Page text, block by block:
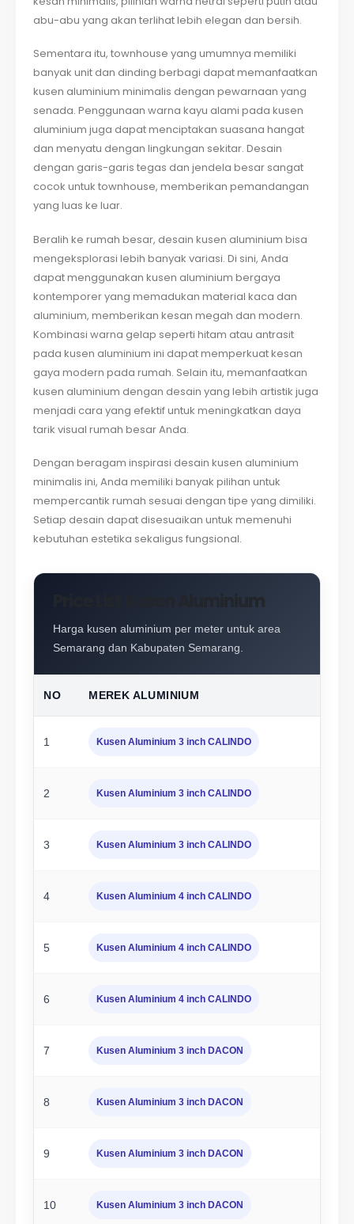
abu-abu yang akan terlihat lebih elegan dan bersih.
Sementara itu, townhouse yang umumnya memiliki
banyak unit dan dinding berbagi dapat memanfaatkan
kusen aluminium minimalis dengan pewarnaan yang
senada. Penggunaan warna kayu alami pada kusen
aluminium juga dapat menciptakan suasana hangat
dan menyatu dengan lingkungan sekitar. Desain
dengan garis-garis tegas dan jendela besar sangat
cocok untuk townhouse, memberikan pemandangan
yang luas ke luar.
Beralih ke rumah besar, desain kusen aluminium bisa
mengeksplorasi lebih banyak variasi. Di sini, Anda
dapat menggunakan kusen aluminium bergaya
kontemporer yang memadukan material kaca dan
aluminium, memberikan kesan megah dan modern.
Kombinasi warna gelap seperti hitam atau antrasit
pada kusen aluminium ini dapat memperkuat kesan
gaya modern pada rumah. Selain itu, memanfaatkan
kusen aluminium dengan desain yang lebih artistik juga
menjadi cara yang efektif untuk meningkatkan daya
tarik visual rumah besar Anda.
Dengan beragam inspirasi desain kusen aluminium
minimalis ini, Anda memiliki banyak pilihan untuk
mempercantik rumah sesuai dengan tipe yang dimiliki.
Setiap desain dapat disesuaikan untuk memenuhi
kebutuhan estetika sekaligus fungsional.
Price List Kusen Aluminium
Harga kusen aluminium per meter untuk area
Semarang dan Kabupaten Semarang.
NO MEREK ALUMINIUM
1 Kusen Aluminium 3 inch CALINDO
2 Kusen Aluminium 3 inch CALINDO
3 Kusen Aluminium 3 inch CALINDO
4 Kusen Aluminium 4 inch CALINDO
5 Kusen Aluminium 4 inch CALINDO
6 Kusen Aluminium 4 inch CALINDO
7 Kusen Aluminium 3 inch DACON
8 Kusen Aluminium 3 inch DACON
9 Kusen Aluminium 3 inch DACON
10 Kusen Aluminium 3 inch DACON